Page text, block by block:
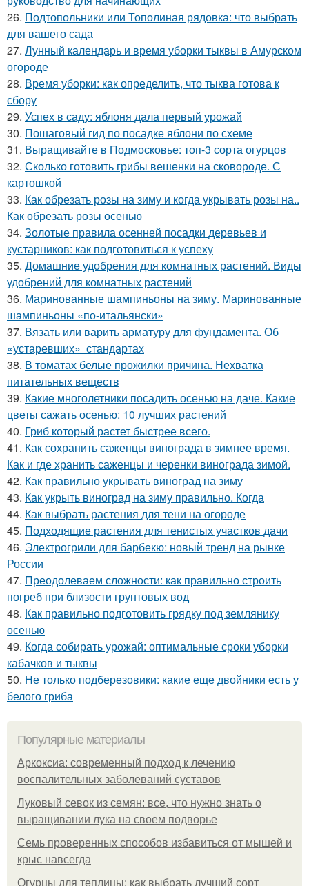
26. Подтопольники или Тополиная рядовка: что выбрать
для вашего сада
27. Лунный календарь и время уборки тыквы в Амурском
огороде
28. Время уборки: как определить, что тыква готова к
сбору
29. Успех в саду: яблоня дала первый урожай
30. Пошаговый гид по посадке яблони по схеме
31. Выращивайте в Подмосковье: топ-3 сорта огурцов
32. Сколько готовить грибы вешенки на сковороде. С
картошкой
33. Как обрезать розы на зиму и когда укрывать розы на..
Как обрезать розы осенью
34. Золотые правила осенней посадки деревьев и
кустарников: как подготовиться к успеху
35. Домашние удобрения для комнатных растений. Виды
удобрений для комнатных растений
36. Маринованные шампиньоны на зиму. Маринованные
шампиньоны «по-итальянски»
37. Вязать или варить арматуру для фундамента. Об
«устаревших» стандартах
38. В томатах белые прожилки причина. Нехватка
питательных веществ
39. Какие многолетники посадить осенью на даче. Какие
цветы сажать осенью: 10 лучших растений
40. Гриб который растет быстрее всего.
41. Как сохранить саженцы винограда в зимнее время.
Как и где хранить саженцы и черенки винограда зимой.
42. Как правильно укрывать виноград на зиму
43. Как укрыть виноград на зиму правильно. Когда
44. Как выбрать растения для тени на огороде
45. Подходящие растения для тенистых участков дачи
46. Электрогрили для барбекю: новый тренд на рынке
России
47. Преодолеваем сложности: как правильно строить
погреб при близости грунтовых вод
48. Как правильно подготовить грядку под землянику
осенью
49. Когда собирать урожай: оптимальные сроки уборки
кабачков и тыквы
50. Не только подберезовики: какие еще двойники есть у
белого гриба
Популярные материалы
Аркоксиа: современный подход к лечению
воспалительных заболеваний суставов
Луковый севок из семян: все, что нужно знать о
выращивании лука на своем подворье
Семь проверенных способов избавиться от мышей и
крыс навсегда
Огурцы для теплицы: как выбрать лучший сорт